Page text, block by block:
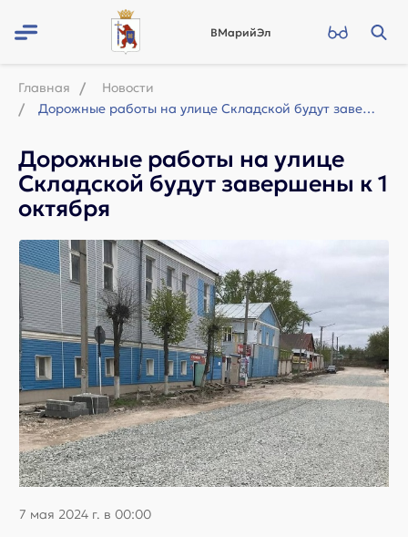
ВМарийЭл
Главная
Новости
Дорожные работы на улице Складской будут завершены к 1 октября
Дорожные работы на улице
Складской будут завершены к 1
октября
7 мая 2024 г. в 00:00